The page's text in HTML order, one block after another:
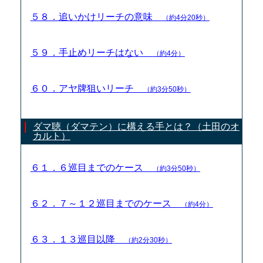
５８．追いかけリーチの意味 （約4分20秒）
５９．手止めリーチはない （約4分）
６０．アヤ牌狙いリーチ （約3分50秒）
ダマ聴（ダマテン）に構える手とは？（土田のオ
カルト）
６１．６巡目までのケース （約3分50秒）
６２．７～１２巡目までのケース （約4分）
６３．１３巡目以降 （約2分30秒）